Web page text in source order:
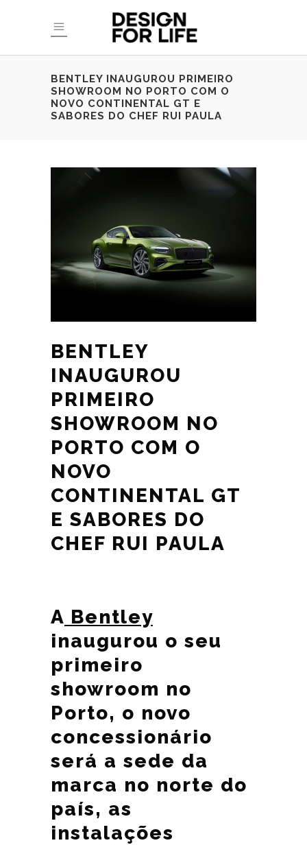
BENTLEY INAUGUROU PRIMEIRO
SHOWROOM NO PORTO COM O
NOVO CONTINENTAL GT E
SABORES DO CHEF RUI PAULA
BENTLEY
INAUGUROU
PRIMEIRO
SHOWROOM NO
PORTO COM O
NOVO
CONTINENTAL GT
E SABORES DO
CHEF RUI PAULA
A Bentley
inaugurou o seu
primeiro
showroom no
Porto, o novo
concessionário
será a sede da
marca no norte do
país, as
instalações